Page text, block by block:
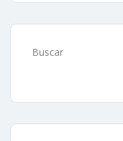
Buscar